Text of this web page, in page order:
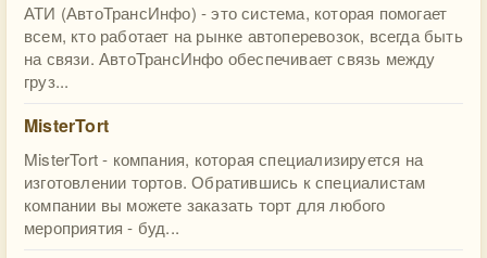
АТИ (АвтоТрансИнфо) - это система, которая помогает
всем, кто работает на рынке автоперевозок, всегда быть
на связи. АвтоТрансИнфо обеспечивает связь между
груз...
MisterTort
MisterTort - компания, которая специализируется на
изготовлении тортов. Обратившись к специалистам
компании вы можете заказать торт для любого
мероприятия - буд...